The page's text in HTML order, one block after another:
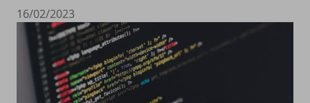
16/02/2023